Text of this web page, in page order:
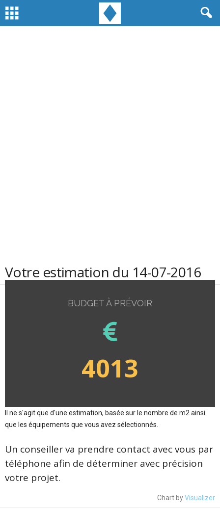
Votre estimation du 14-07-2016
BUDGET À PRÉVOIR
4013
Il ne s'agit que d'une estimation, basée sur le nombre de m2 ainsi
que les équipements que vous avez sélectionnés.
Un conseiller va prendre contact avec vous par
téléphone afin de déterminer avec précision
votre projet.
Chart byVisualizer